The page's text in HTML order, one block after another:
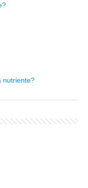
nutriente?